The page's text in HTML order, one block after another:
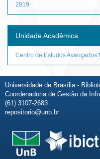
2019
Unidade Acadêmica
Centro de Estudos Avançados
Universidade de Brasília -
Coordenadoria de Gestão da
(61) 3107-2683
repositorio@unb.br